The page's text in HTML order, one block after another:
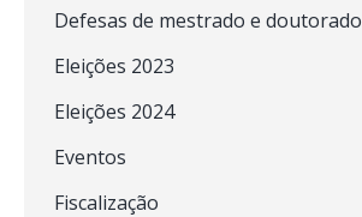
Defesas de mestrado e doutorado
Eleições 2023
Eleições 2024
Eventos
Fiscalização